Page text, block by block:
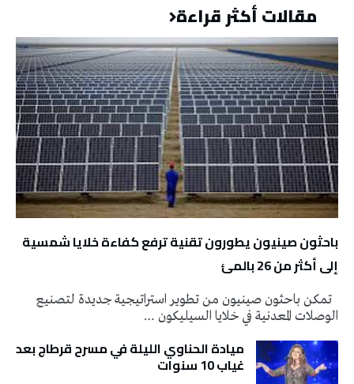
مقالات أكثر قراءة
باحثون صينيون يطورون تقنية ترفع كفاءة خلايا شمسية
إلى أكثر من 26 بالمئ
تمكن باحثون صينيون من تطوير استراتيجية جديدة لتصنيع
الوصلات المعدنية في خلايا السيليكون …
ميادة الحناوي الليلة في مسرح قرطاج بعد
غياب 10 سنوات